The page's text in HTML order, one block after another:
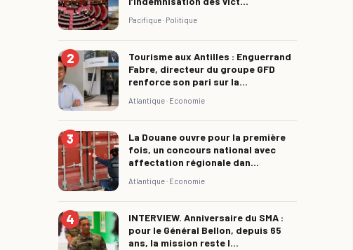
Pacifique · Politique
Tourisme aux Antilles : Enguerrand
Fabre, directeur du groupe GFD
renforce son pari sur la...
Atlantique · Economie
La Douane ouvre pour la première
fois, un concours national avec
affectation régionale dan...
Atlantique · Economie
INTERVIEW. Anniversaire du SMA :
pour le Général Bellon, depuis 65
ans, la mission reste l...